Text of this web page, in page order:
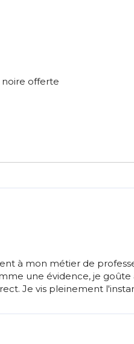
noire offerte
à mon métier de
une évidence, je goûte
Je vis pleinement